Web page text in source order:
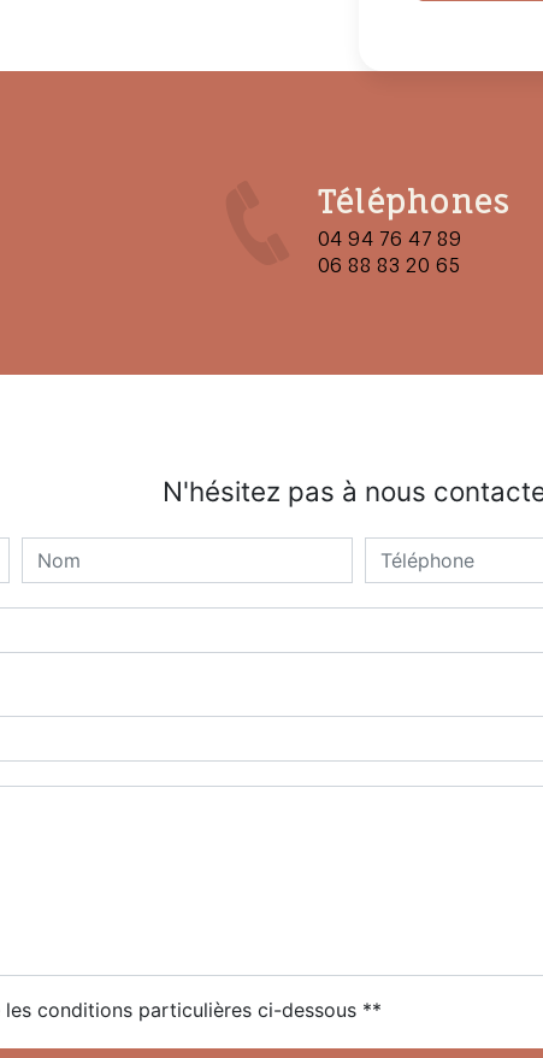
Téléphones
04 94 76 47 89
06 88 83 20 65
N'hésitez pas à nous
conditions particulières ci-dessous **